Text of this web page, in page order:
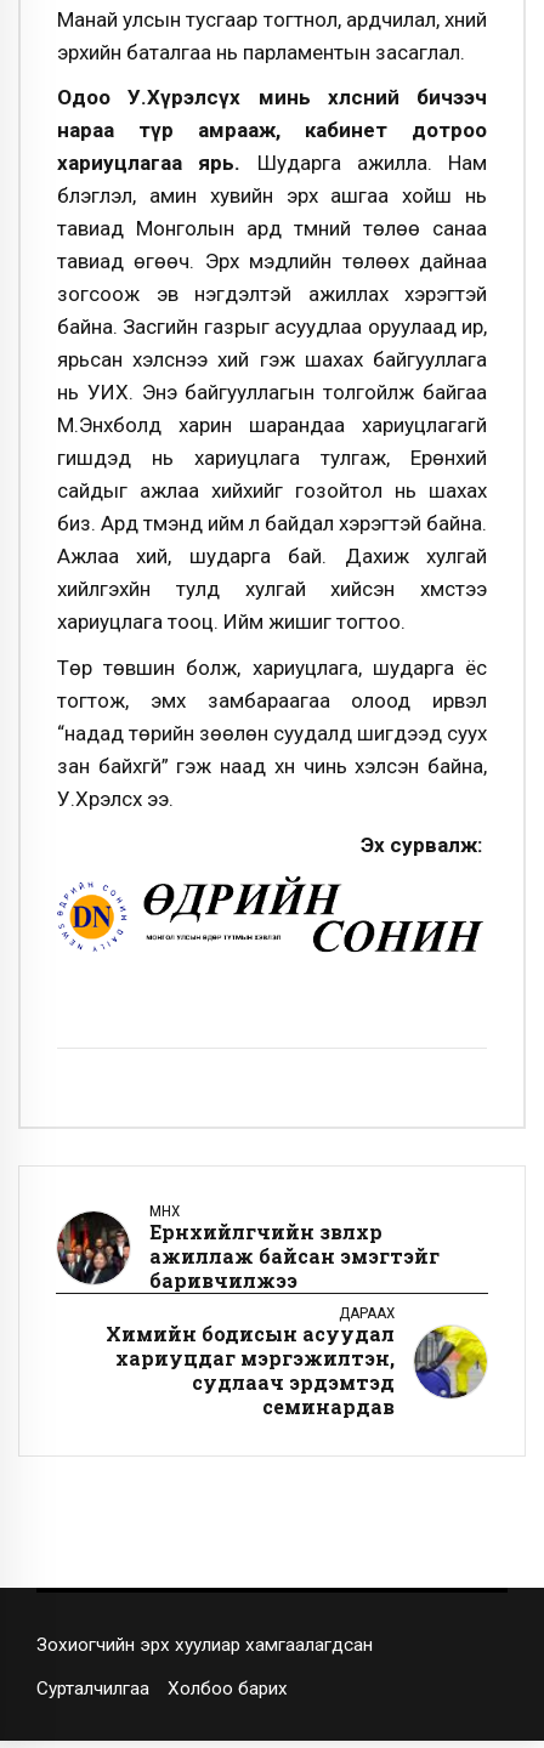
Манай улсын тусгаар тогтнол, ардчилал, хүний
эрхийн баталгаа нь парламентын засаглал.
Одоо У.Хүрэлсүх минь хөлсний бичээч
нараа түр амрааж, кабинет дотроо
хариуцлагаа ярь. Шударга ажилла. Нам
бүлэглэл, амин хувийн эрх ашгаа хойш нь
тавиад Монголын ард түмний төлөө санаа
тавиад өгөөч. Эрх мэдлийн төлөөх дайнаа
зогсоож эв нэгдэлтэй ажиллах хэрэгтэй
байна. Засгийн газрыг асуудлаа оруулаад ир,
ярьсан хэлснээ хий гэж шахах байгууллага
нь УИХ. Энэ байгууллагын толгойлж байгаа
М.Энхболд харин шарандаа хариуцлагагүй
гишүүдэд нь хариуцлага тулгаж, Ерөнхий
сайдыг ажлаа хийхийг гозойтол нь шахах
биз. Ард түмэнд ийм л байдал хэрэгтэй байна.
Ажлаа хий, шударга бай. Дахиж хулгай
хийлгэхүйн тулд хулгай хийсэн хүмүүстээ
хариуцлага тооц. Ийм жишиг тогтоо.
Төр төвшин болж, хариуцлага, шударга ёс
тогтож, эмх замбараагаа олоод ирвэл
“надад төрийн зөөлөн суудалд шигдээд суух
зан байхгүй” гэж наад хүн чинь хэлсэн байна,
У.Хүрэлсүх ээ.
Эх сурвалж:
ӨМНӨХ
Ерөнхийлөгчийн зөвлөхөөр
ажиллаж байсан эмэгтэйг
баривчилжээ
ДАРААХ
Химийн бодисын асуудал
хариуцдаг мэргэжилтэн,
судлаач эрдэмтэд
семинардав
Зохиогчийн эрх хуулиар хамгаалагдсан
Сурталчилгаа Холбоо барих